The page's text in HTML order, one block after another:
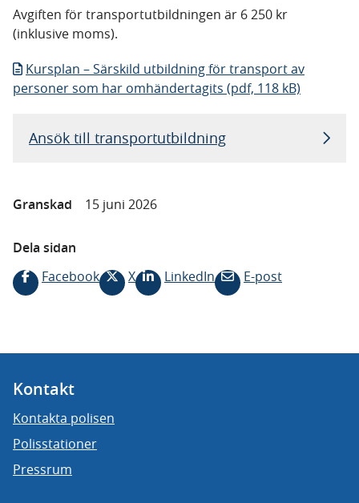
Avgiften för transportutbildningen är 6 250 kr
(inklusive moms).
Kursplan – Särskild utbildning för transport av
personer som har omhändertagits (pdf, 118 kB)
Ansök till transportutbildning
Granskad 15 juni 2026
Dela sidan
Facebook
X LinkedIn E-post
Kontakt
Kontakta polisen
Polisstationer
Pressrum